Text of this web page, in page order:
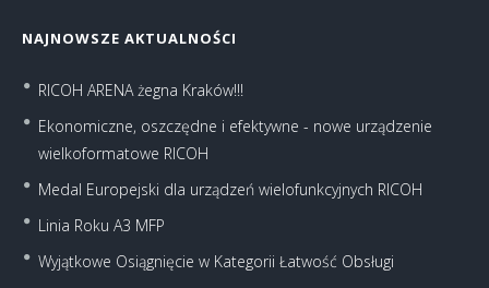
NAJNOWSZE AKTUALNOŚCI
RICOH ARENA żegna Kraków!!!
Ekonomiczne, oszczędne i efektywne - nowe urządzenie
wielkoformatowe RICOH
Medal Europejski dla urządzeń wielofunkcyjnych RICOH
Linia Roku A3 MFP
Wyjątkowe Osiągnięcie w Kategorii Łatwość Obsługi